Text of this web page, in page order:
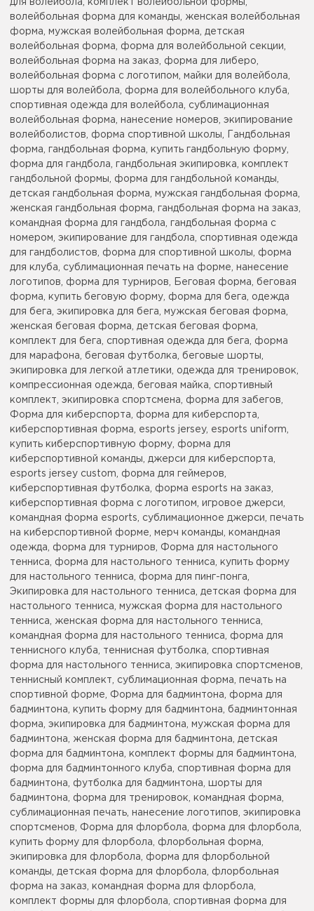
для волейбола, комплект волейбольной формы,
волейбольная форма для команды, женская волейбольная
форма, мужская волейбольная форма, детская
волейбольная форма, форма для волейбольной секции,
волейбольная форма на заказ, форма для либеро,
волейбольная форма с логотипом, майки для волейбола,
шорты для волейбола, форма для волейбольного клуба,
спортивная одежда для волейбола, сублимационная
волейбольная форма, нанесение номеров, экипирование
волейболистов, форма спортивной школы, Гандбольная
форма, гандбольная форма, купить гандбольную форму,
форма для гандбола, гандбольная экипировка, комплект
гандбольной формы, форма для гандбольной команды,
детская гандбольная форма, мужская гандбольная форма,
женская гандбольная форма, гандбольная форма на заказ,
командная форма для гандбола, гандбольная форма с
номером, экипирование для гандбола, спортивная одежда
для гандболистов, форма для спортивной школы, форма
для клуба, сублимационная печать на форме, нанесение
логотипов, форма для турниров, Беговая форма, беговая
форма, купить беговую форму, форма для бега, одежда
для бега, экипировка для бега, мужская беговая форма,
женская беговая форма, детская беговая форма,
комплект для бега, спортивная одежда для бега, форма
для марафона, беговая футболка, беговые шорты,
экипировка для легкой атлетики, одежда для тренировок,
компрессионная одежда, беговая майка, спортивный
комплект, экипировка спортсмена, форма для забегов,
Форма для киберспорта, форма для киберспорта,
киберспортивная форма, esports jersey, esports uniform,
купить киберспортивную форму, форма для
киберспортивной команды, джерси для киберспорта,
esports jersey custom, форма для геймеров,
киберспортивная футболка, форма esports на заказ,
киберспортивная форма с логотипом, игровое джерси,
командная форма esports, сублимационное джерси, печать
на киберспортивной форме, мерч команды, командная
одежда, форма для турниров, Форма для настольного
тенниса, форма для настольного тенниса, купить форму
для настольного тенниса, форма для пинг-понга,
Экипировка для настольного тенниса, детская форма для
настольного тенниса, мужская форма для настольного
тенниса, женская форма для настольного тенниса,
командная форма для настольного тенниса, форма для
теннисного клуба, теннисная футболка, спортивная
форма для настольного тенниса, экипировка спортсменов,
теннисный комплект, сублимационная форма, печать на
спортивной форме, Форма для бадминтона, форма для
бадминтона, купить форму для бадминтона, бадминтонная
форма, экипировка для бадминтона, мужская форма для
бадминтона, женская форма для бадминтона, детская
форма для бадминтона, комплект формы для бадминтона,
форма для бадминтонного клуба, спортивная форма для
бадминтона, футболка для бадминтона, шорты для
бадминтона, форма для тренировок, командная форма,
сублимационная печать, нанесение логотипов, экипировка
спортсменов, Форма для флорбола, форма для флорбола,
купить форму для флорбола, флорбольная форма,
экипировка для флорбола, форма для флорбольной
команды, детская форма для флорбола, флорбольная
форма на заказ, командная форма для флорбола,
комплект формы для флорбола, спортивная форма для